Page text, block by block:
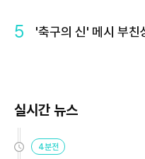
5 '축구의 신' 메시 부친
실시간 뉴스
4분전